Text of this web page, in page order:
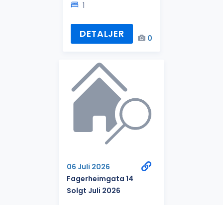
1
DETALJER 0
06 Juli 2026
Fagerheimgata 14
Solgt Juli 2026